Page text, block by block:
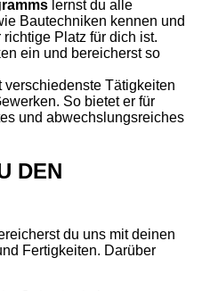
lernst du alle
Bautechniken kennen und
Platz für dich ist.
ein und bereicherst so
verschiedenste Tätigkeiten
So bietet er für
und abwechslungsreiches
DEN
du uns mit deinen
Fertigkeiten. Darüber